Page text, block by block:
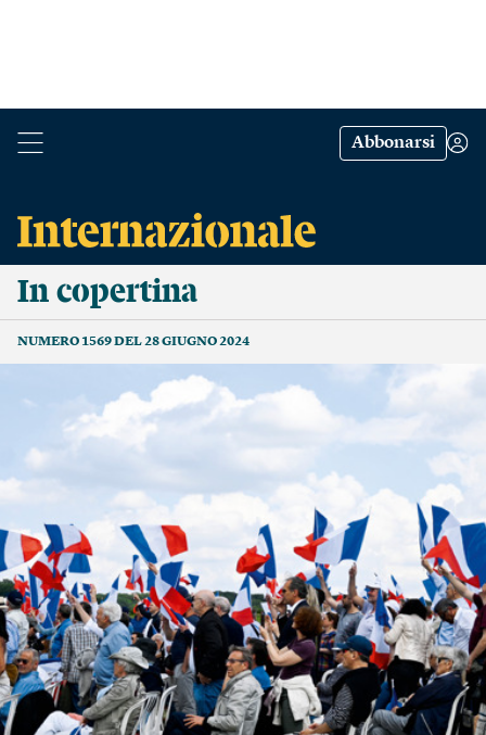
Abbonarsi
In copertina
NUMERO 1569 DEL 28 GIUGNO 2024